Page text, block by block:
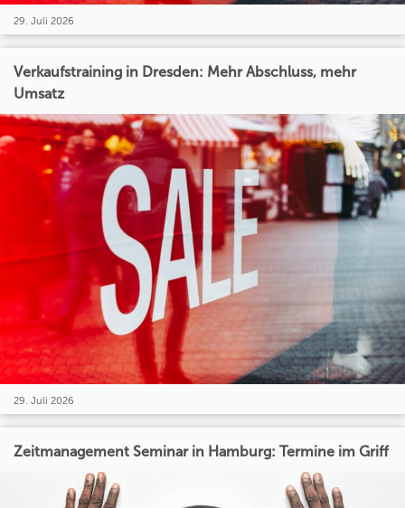
29. Juli 2026
Verkaufstraining in Dresden: Mehr Abschluss, mehr
Umsatz
29. Juli 2026
Zeitmanagement Seminar in Hamburg: Termine im Griff